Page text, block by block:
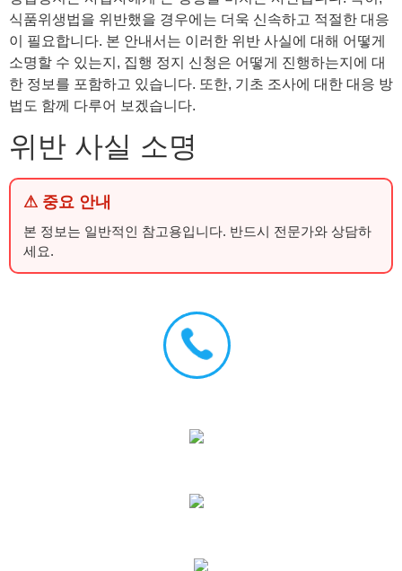
식품위생법을 위반했을 경우에는 더욱 신속하고 적절한 대응
이 필요합니다. 본 안내서는 이러한 위반 사실에 대해 어떻게
소명할 수 있는지, 집행 정지 신청은 어떻게 진행하는지에 대
한 정보를 포함하고 있습니다. 또한, 기초 조사에 대한 대응 방
법도 함께 다루어 보겠습니다.
위반 사실 소명
⚠ 중요 안내
본 정보는 일반적인 참고용입니다. 반드시 전문가와 상담하
세요.